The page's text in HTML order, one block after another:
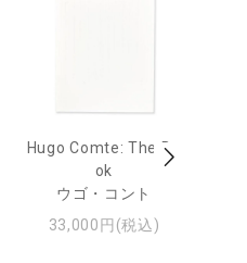
Hugo Comte: The Bo
ok
ウゴ・コント
33,000円(税込)